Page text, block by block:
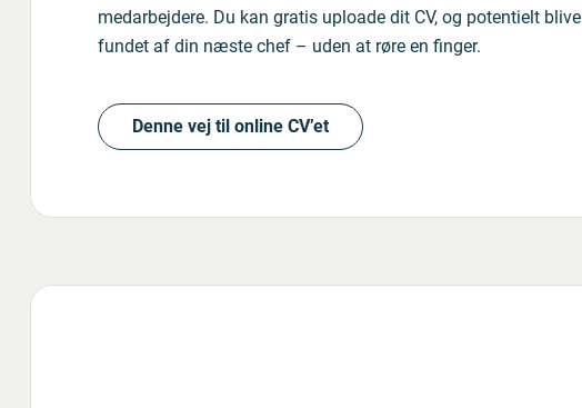
medarbejdere. Du kan gratis uploade dit CV, og potentielt blive
fundet af din næste chef – uden at røre en finger.
Denne vej til online CV’et